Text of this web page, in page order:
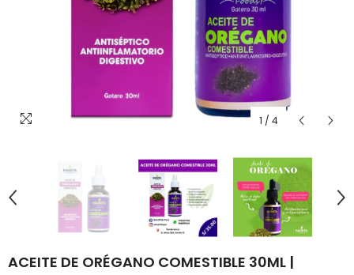
1 / 4
ACEITE DE ORÉGANO COMESTIBLE 30ML |